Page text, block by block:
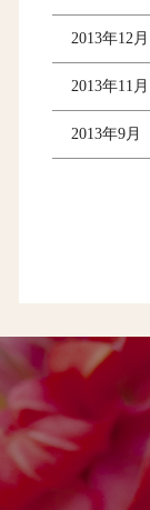
2013年12月
2013年11月
2013年9月